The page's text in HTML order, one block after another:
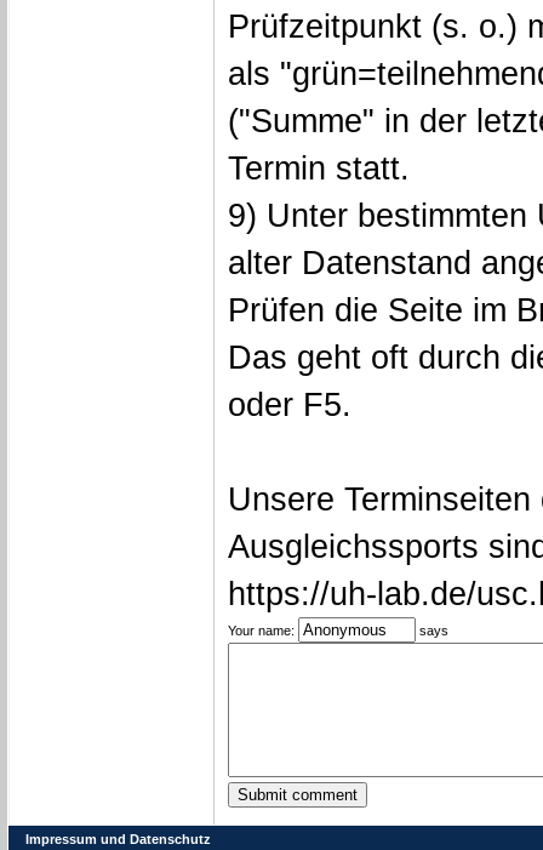
Prüfzeitpunkt (s. o.)
als
("Summe" in der
Termin statt.
9) Unter bestimmten
alter Datenstand
Prüfen die Seite im
Das geht oft durch
oder F5.
Unsere
Ausgleichssports
https://uh-lab.de/
Your name: says
Impressum und Datenschutz